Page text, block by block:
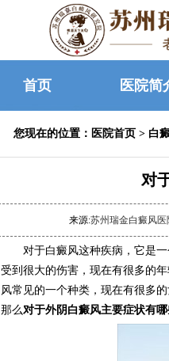
首页 医院简
您现在的位置： 医院首页 > 白
对
来源:苏州瑞金白癜风医
对于白癜风这种疾病，它是一
受到很大的伤害，现在有很多的
风常见的一个种类，现在有很多
那么对于外阴白癜风主要症状有